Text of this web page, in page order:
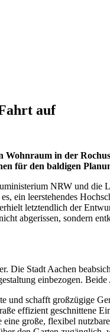
auf
Wohnraum in der
für den baldigen
NRW und
ein leerstehendes
letztendlich der
abgerissen, sondern
Die Stadt Aachen
einbezogen.
und schafft großzügige
effizient geschnittene
große, flexibel